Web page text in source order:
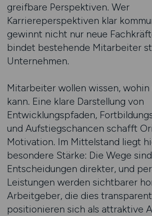
greifbare Perspektiven. Wer
Karriereperspektiven klar
gewinnt nicht nur neue
bindet bestehende Mitarbeiter
Unternehmen.
Mitarbeiter wollen wissen,
kann. Eine klare Darstellung von
Entwicklungspfaden,
und Aufstiegschancen schafft
Motivation. Im Mittelstand liegt
besondere Stärke: Die Wege
Entscheidungen direkter, und
Leistungen werden sichtbarer
Arbeitgeber, die dies
positionieren sich als attraktive